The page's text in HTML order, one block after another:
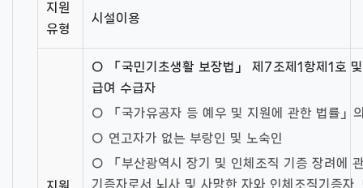
지원
유형
시설이용
○ 「국민기초생활 보장법」 제7조제1항제1호
급여 수급자
○ 「국가유공자 등 예우 및 지원에 관한 법률」
○ 연고자가 없는 부랑인 및 노숙인
○ 「부산광역시 장기 및 인체조직 기증 장려에
기증자로서 뇌사 및 사망한 자와 인체조직기증자